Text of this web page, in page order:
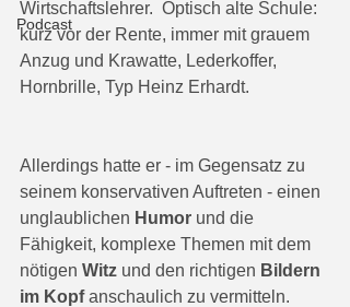
Podcast
Wirtschaftslehrer.  Optisch alte Schule:
kurz vor der Rente, immer mit grauem
Anzug und Krawatte, Lederkoffer,
Hornbrille, Typ Heinz Erhardt.
Allerdings hatte er - im Gegensatz zu
seinem konservativen Auftreten - einen
unglaublichen Humor und die
Fähigkeit, komplexe Themen mit dem
nötigen Witz und den richtigen Bildern
im Kopf anschaulich zu vermitteln.